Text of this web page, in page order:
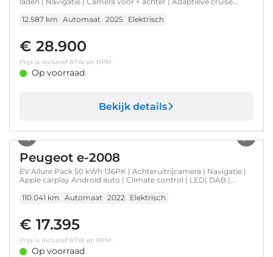
12.587 km Automaat 2025 Elektrisch
€ 28.900
Prijs is inclusief BTW en BPM.
Op voorraad
Bekijk details
Peugeot e-2008
EV Allure Pack 50 kWh 136PK | Achteruitrijcamera | Navigatie |
Apple carplay Android auto | Climate control | LED| DAB |
110.041 km Automaat 2022 Elektrisch
€ 17.395
Prijs is inclusief BTW en BPM.
Op voorraad